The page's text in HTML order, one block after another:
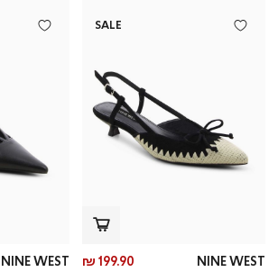
SALE
NINE WEST
מחיר
199.90 ₪
NINE WEST